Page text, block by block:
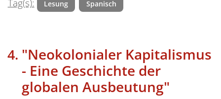
Tag(s): Lesung Spanisch
"Neokolonialer Kapitalismus
- Eine Geschichte der
globalen Ausbeutung"